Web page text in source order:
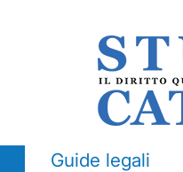
Guide legali